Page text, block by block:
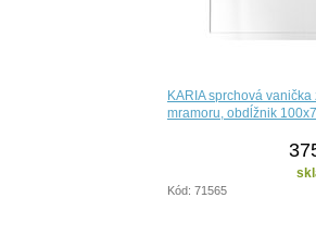
KARIA sprchová vanička
mramoru, obdĺžnik
Kód: 71565